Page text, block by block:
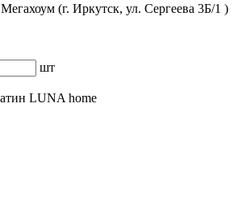
(г. Иркутск, ул. Сергеева 3Б/1 )
шт
LUNA home